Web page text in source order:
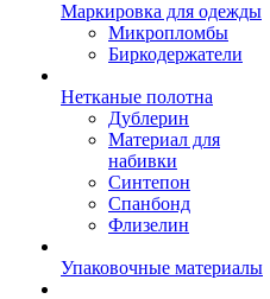
Маркировка для одежды
Микропломбы
Биркодержатели
Нетканые полотна
Дублерин
Материал для
набивки
Синтепон
Спанбонд
Флизелин
Упаковочные материалы